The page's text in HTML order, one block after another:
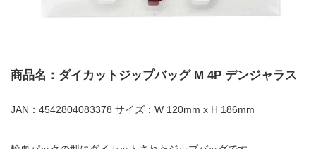
商品名：ダイカットジップバッグ M 4P デンジャラス
JAN：4542804083378 サイズ：W 120mm x H 186mm